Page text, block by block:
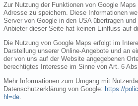
Zur Nutzung der Funktionen von Google
Adresse zu speichern. Diese Informationen
Server von Google in den USA übertragen
Anbieter dieser Seite hat keinen Einfluss auf
Die Nutzung von Google Maps erfolgt im
Darstellung unserer Online-Angebote und an
der von uns auf der Website angegebenen
berechtigtes Interesse im Sinne von Art. 6
Mehr Informationen zum Umgang mit
Datenschutzerklärung von Google: https://
hl=de